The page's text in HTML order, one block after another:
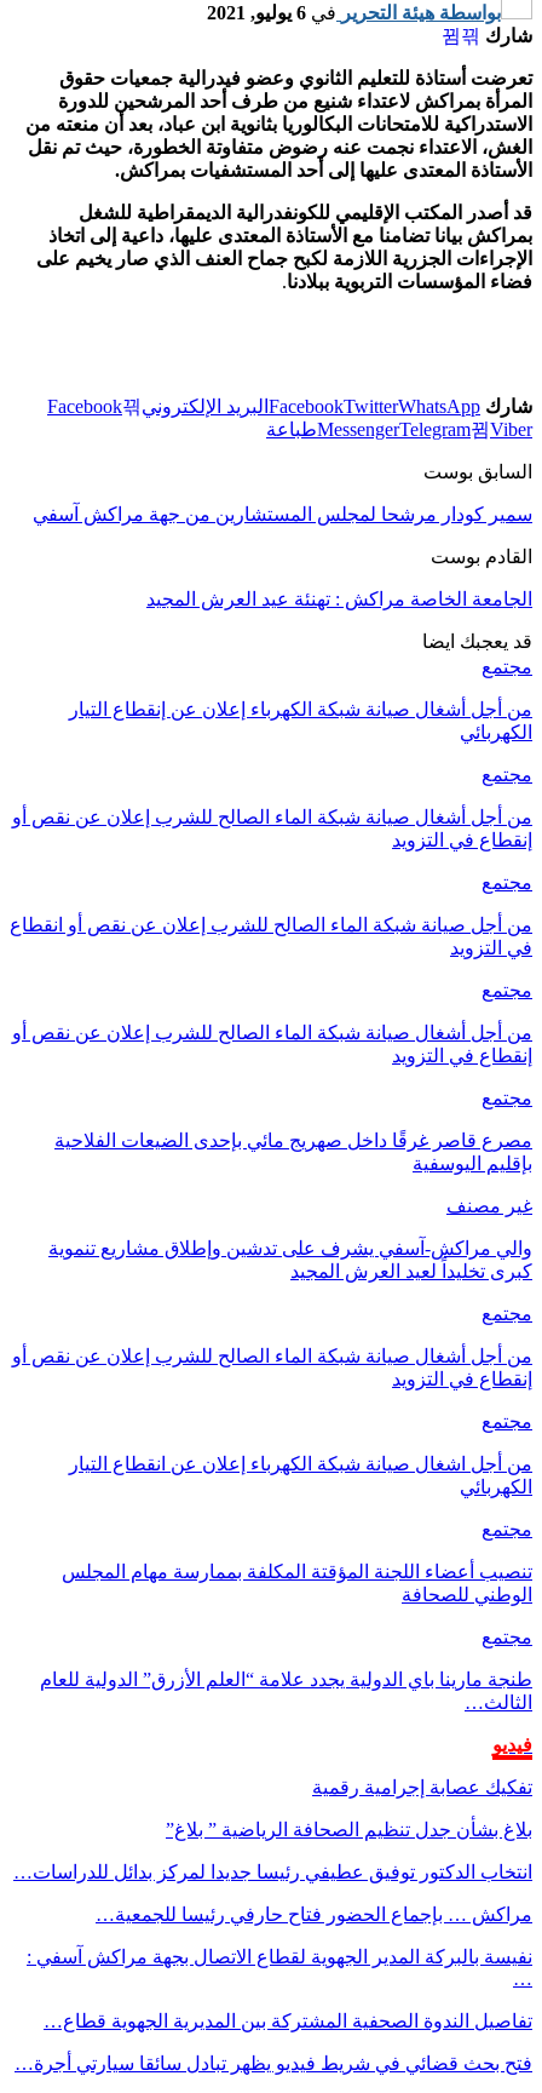
بواسطة هيئة التحرير في 6 يوليو, 2021
شارك
تعرضت أستاذة للتعليم الثانوي وعضو فيدرالية جمعيات حقوق
المرأة بمراكش لاعتداء شنيع من طرف أحد المرشحين للدورة
الاستدراكية للامتحانات البكالوريا بثانوية ابن عباد، بعد أن منعته من
الغش، الاعتداء نجمت عنه رضوض متفاوتة الخطورة، حيث تم نقل
الأستاذة المعتدى عليها إلى أحد المستشفيات بمراكش.
قد أصدر المكتب الإقليمي للكونفدرالية الديمقراطية للشغل
بمراكش بيانا تضامنا مع الأستاذة المعتدى عليها، داعية إلى اتخاذ
الإجراءات الجزرية اللازمة لكبح جماح العنف الذي صار يخيم على
فضاء المؤسسات التربوية ببلادنا.
شارك FacebookTwitterWhatsApp البريد الإلكتروني
Facebook
MessengerTelegram Viber طباعة
السابق بوست
سمير كودار مرشحا لمجلس المستشارين من جهة مراكش آسفي
القادم بوست
الجامعة الخاصة مراكش : تهنئة عيد العرش المجيد
قد يعجبك ايضا
مجتمع
من أجل أشغال صيانة شبكة الكهرباء إعلان عن إنقطاع التيار
الكهربائي
مجتمع
من أجل أشغال صيانة شبكة الماء الصالح للشرب إعلان عن نقص أو
إنقطاع في التزويد
مجتمع
من أجل صيانة شبكة الماء الصالح للشرب إعلان عن نقص أو انقطاع
في التزويد
مجتمع
من أجل أشغال صيانة شبكة الماء الصالح للشرب إعلان عن نقص أو
إنقطاع في التزويد
مجتمع
مصرع قاصر غرقًا داخل صهريج مائي بإحدى الضيعات الفلاحية
بإقليم اليوسفية
غير مصنف
والي مراكش-آسفي يشرف على تدشين وإطلاق مشاريع تنموية
كبرى تخليداً لعيد العرش المجيد
مجتمع
من أجل أشغال صيانة شبكة الماء الصالح للشرب إعلان عن نقص أو
إنقطاع في التزويد
مجتمع
من أجل اشغال صيانة شبكة الكهرباء إعلان عن انقطاع التيار
الكهربائي
مجتمع
تنصيب أعضاء اللجنة المؤقتة المكلفة بممارسة مهام المجلس
الوطني للصحافة
مجتمع
طنجة مارينا باي الدولية يجدد علامة “العلم الأزرق” الدولية للعام
الثالث…
فيديو
تفكيك عصابة إجرامية رقمية
بلاغ بشأن جدل تنظيم الصحافة الرياضية ” بلاغ”
انتخاب الدكتور توفيق عطيفي رئيسا جديدا لمركز بدائل للدراسات…
مراكش … بإجماع الحضور فتاح حارفي رئيسا للجمعية…
نفيسة بالبركة المدير الجهوية لقطاع الاتصال بجهة مراكش آسفي :
…
تفاصيل الندوة الصحفية المشتركة بين المديرية الجهوية قطاع…
فتح بحث قضائي في شريط فيديو يظهر تبادل سائقا سيارتي أجرة…